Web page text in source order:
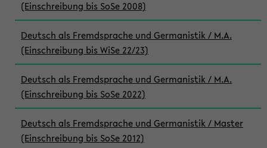
(Einschreibung bis SoSe 2008)
Deutsch als Fremdsprache und Germanistik / M.A.
(Einschreibung bis WiSe 22/23)
Deutsch als Fremdsprache und Germanistik / M.A.
(Einschreibung bis SoSe 2022)
Deutsch als Fremdsprache und Germanistik / Master
(Einschreibung bis SoSe 2012)